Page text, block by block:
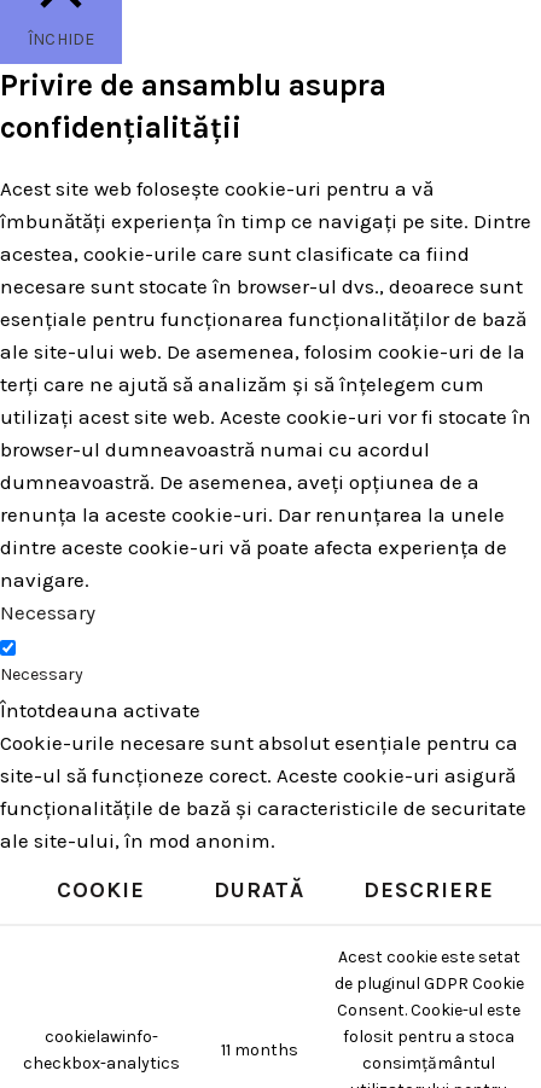
ÎNCHIDE
Privire de ansamblu asupra
confidențialității
Acest site web folosește cookie-uri pentru a vă
îmbunătăți experiența în timp ce navigați pe site. Dintre
acestea, cookie-urile care sunt clasificate ca fiind
necesare sunt stocate în browser-ul dvs., deoarece sunt
esențiale pentru funcționarea funcționalităților de bază
ale site-ului web. De asemenea, folosim cookie-uri de la
terți care ne ajută să analizăm și să înțelegem cum
utilizați acest site web. Aceste cookie-uri vor fi stocate în
browser-ul dumneavoastră numai cu acordul
dumneavoastră. De asemenea, aveți opțiunea de a
renunța la aceste cookie-uri. Dar renunțarea la unele
dintre aceste cookie-uri vă poate afecta experiența de
navigare.
Necessary
Necessary
Întotdeauna activate
Cookie-urile necesare sunt absolut esențiale pentru ca
site-ul să funcționeze corect. Aceste cookie-uri asigură
funcționalitățile de bază și caracteristicile de securitate
ale site-ului, în mod anonim.
COOKIE DURATĂ DESCRIERE
cookielawinfo-
checkbox-analytics
11 months
Acest cookie este setat
de pluginul GDPR Cookie
Consent. Cookie-ul este
folosit pentru a stoca
consimțământul